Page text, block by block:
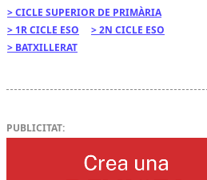
CICLE SUPERIOR DE PRIMÀRIA
1R CICLE ESO
2N CICLE ESO
BATXILLERAT
PUBLICITAT: